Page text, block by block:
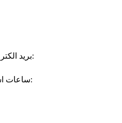
بريد الكتروني:
ساعات استقبال: